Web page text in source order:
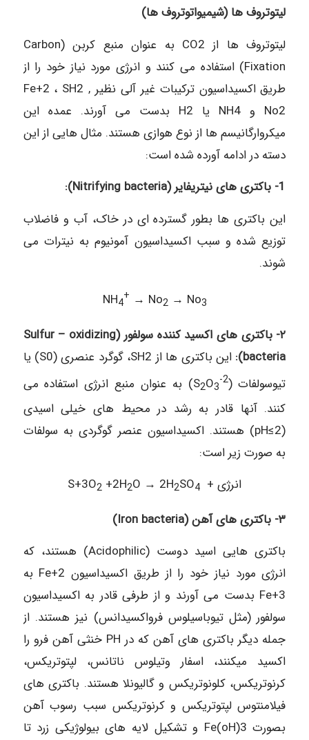
ليتوتروف ها (شیمیواتوتروف ها)
لیتوتروف ها از CO2 به عنوان منبع کربن (Carbon
Fixation) استفاده می کنند و انرژی مورد نیاز خود را از
طریق اکسیداسیون ترکیبات غير آلی نظير Fe+2 ، SH2 ,
No2 و NH4 یا H2 بدست می آورند. عمده این
میکروارگانیسم ها از نوع هوازی هستند. مثال هایی از این
دسته در ادامه آورده شده است:
1- باکتری های نیتریفایر (Nitrifying bacteria):
این باکتری ها بطور گسترده ای در خاک، آب و فاضلاب
توزیع شده و سبب اکسیداسیون آمونیوم به نیترات می
شوند.
NH4
+ → No2 → No3
٢- باکتری های اکسید کننده سولفور (Sulfur – oxidizing
bacteria):
این باکتری ها از SH2، گوگرد عنصری (S0) یا
تيوسولفات (S
2O3
-2
) به عنوان منبع انرژی استفاده می
کنند. آنها قادر به رشد در محیط های خیلی اسیدی
(2≥pH) هستند. اکسیداسیون عنصر گوگردی به سولفات
به صورت زیر است:
S+3O2 +2H2O → 2H2SO4
+ انرژی
٣- باکتری های آهن (Iron bacteria)
باکتری هایی اسید دوست (Acidophilic) هستند، که
انرژی مورد نیاز خود را از طریق اکسیداسیون 2+Fe به
3+Fe بدست می آورند و از طرفی قادر به اکسیداسیون
سولفور (مثل تیوباسیلوس فرواکسیدانس) نیز هستند. از
جمله دیگر باکتری های آهن که در PH خنثی آهن فرو را
اکسید میکنند، اسفار وتیلوس ناتانس، لپتوتریکس،
کرنوتریکس، کلونوتریکس و گالیونلا هستند. باکتری های
فیلامنتوس لپتوتریکس و کرنوتریکس سبب رسوب آهن
بصورت 3(Fe(oH و تشکیل لایه های بیولوژیکی زرد تا